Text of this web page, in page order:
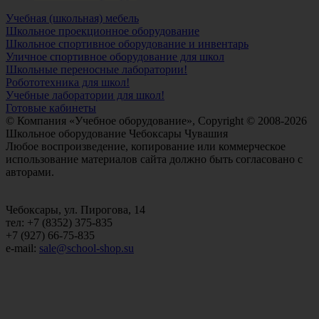
Учебная (школьная) мебель
Школьное проекционное оборудование
Школьное спортивное оборудование и инвентарь
Уличное спортивное оборудование для школ
Школьные переносные лаборатории!
Робототехника для школ!
Учебные лаборатории для школ!
Готовые кабинеты
© Компания «Учебное оборудование», Copyright © 2008-2026
Школьное оборудование Чебоксары Чувашия
Любое воспроизведение, копирование или коммерческое
использование материалов сайта должно быть согласовано с
авторами.
Чебоксары, ул. Пирогова, 14
тел: +7 (8352) 375-835
+7 (927) 66-75-835
e-mail: sale@school-shop.su